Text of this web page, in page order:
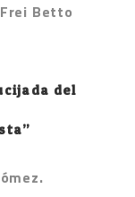
Frei Betto
del